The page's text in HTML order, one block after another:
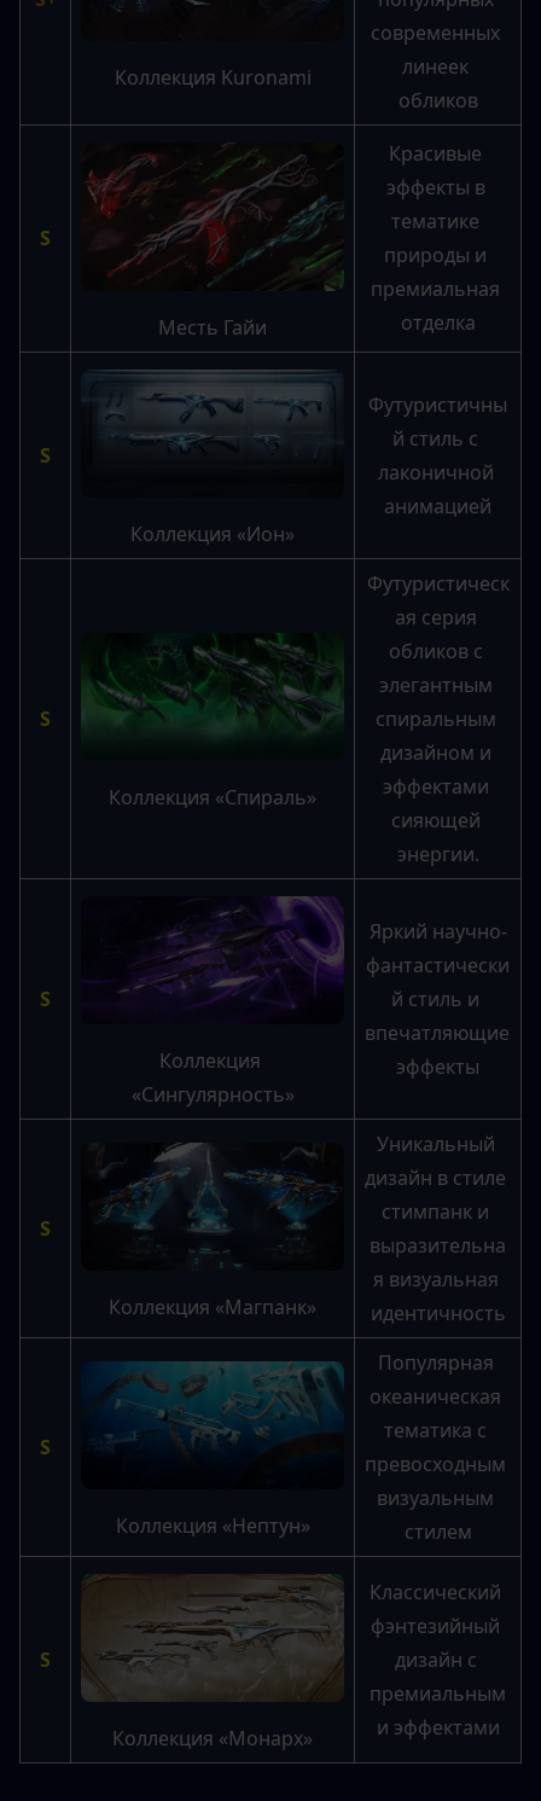
Коллекция Kuronami
современных
линеек
обликов
S
Mесть Гайи
Красивые
эффекты в
тематике
природы и
премиальная
отделка
S
Коллекция «Ион»
Футуристичны
й стиль с
лаконичной
анимацией
S
Коллекция «Спираль»
Футуристическ
ая серия
обликов с
элегантным
спиральным
дизайном и
эффектами
сияющей
энергии.
S
Коллекция
«Сингулярность»
Яркий научно-
фантастически
й стиль и
впечатляющие
эффекты
S
Коллекция «Магпанк»
Уникальный
дизайн в стиле
стимпанк и
выразительна
я визуальная
идентичность
S
Коллекция «Нептун»
Популярная
океаническая
тематика с
превосходным
визуальным
стилем
S
Коллекция «Монарх»
Классический
фэнтезийный
дизайн с
премиальным
и эффектами